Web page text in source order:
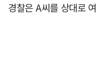
경찰은 A씨를 상대로